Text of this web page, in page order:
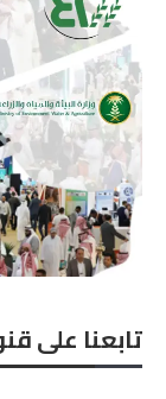
تابعنا على